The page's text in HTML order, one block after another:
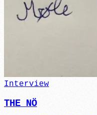
Interview
THE NÖ